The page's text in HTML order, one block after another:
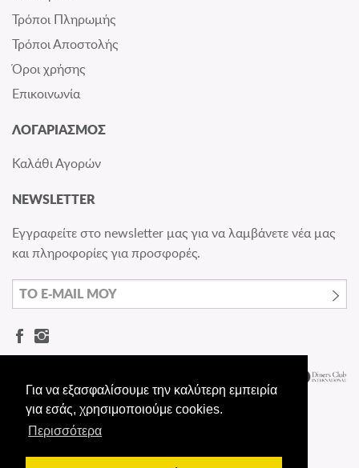
Για να εξασφαλίσουμε την καλύτερη εμπειρία
για εσάς, χρησιμοποιούμε cookies.
Περισσότερα
Τρόποι Πληρωμής
Τρόποι Αποστολής
Όροι χρήσης
Επικοινωνία
ΛΟΓΑΡΙΑΣΜΟΣ
Καλάθι Αγορών
NEWSLETTER
Εγγραφείτε στο newsletter μας για να λαμβάνετε νέα μας
και πληροφορίες για προσφορές.
© Dermashoes.gr - All rights reserved